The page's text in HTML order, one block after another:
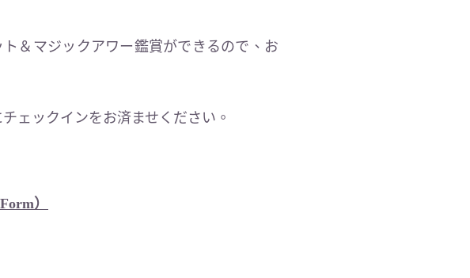
＆マジックアワー鑑賞ができるので、お
ェックインをお済ませください。
）